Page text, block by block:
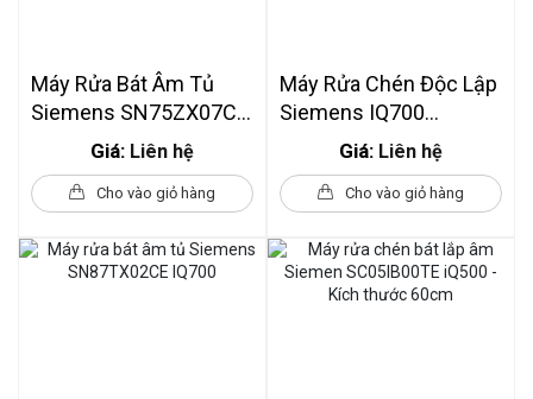
Máy Rửa Bát Âm Tủ
Siemens SN75ZX07CE
Giá: Liên hệ
Cho vào giỏ hàng
Máy Rửa Chén Độc Lập
Siemens IQ700
SN27TI00CE - Thép
Không Gỉ
Giá: Liên hệ
Cho vào giỏ hàng